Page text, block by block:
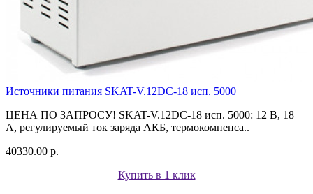
Источники питания SKAT-V.12DC-18 исп. 5000
ЦЕНА ПО ЗАПРОСУ! SKAT-V.12DC-18 исп. 5000: 12 В, 18
А, регулируемый ток заряда АКБ, термокомпенса..
40330.00 р.
Купить в 1 клик